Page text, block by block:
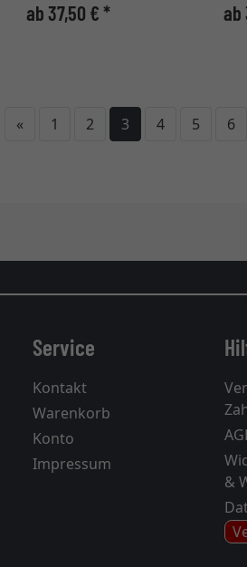
ab 37,50 € * ab
«Zurück
1 2 3 4 5 6
Service
Kontakt
Warenkorb
Konto
Impressum
&